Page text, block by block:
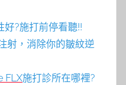
好?施打前停看聽!!
射，消除你的皺紋逆
FLX施打診所在哪裡?